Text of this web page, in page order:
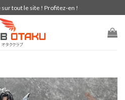
tout le site ! Profitez-en !